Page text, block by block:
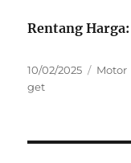
Rentang
P
o
10/02/2025
C
Motor
get